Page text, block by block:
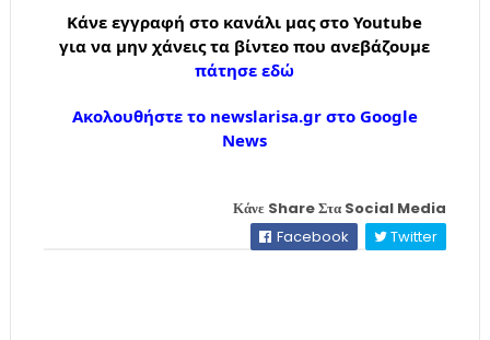
Κάνε εγγραφή στο κανάλι μας στο Youtube
για να μην χάνεις τα βίντεο που ανεβάζουμε
πάτησε εδώ
Ακολουθήστε το newslarisa.gr στο Google
News
Κάνε Share Στα Social Media
Facebook
Twitter